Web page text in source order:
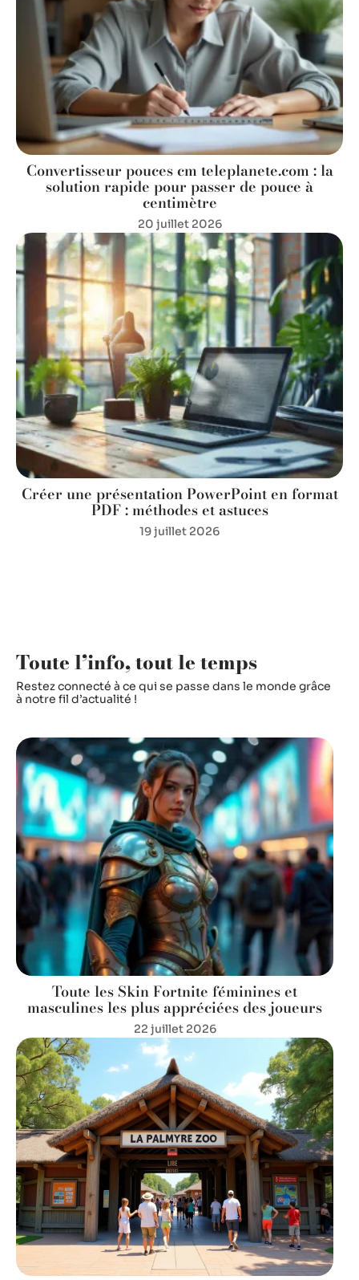
Convertisseur pouces cm teleplanete.com : la
solution rapide pour passer de pouce à
centimètre
20 juillet 2026
Créer une présentation PowerPoint en format
PDF : méthodes et astuces
19 juillet 2026
Toute l’info, tout le temps
Restez connecté à ce qui se passe dans le monde grâce
à notre fil d’actualité !
Toute les Skin Fortnite féminines et
masculines les plus appréciées des joueurs
22 juillet 2026